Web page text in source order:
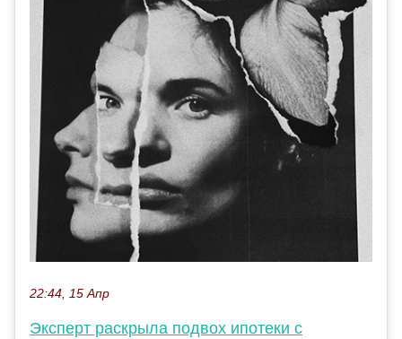
22:44, 15 Апр
Эксперт раскрыла подвох ипотеки с